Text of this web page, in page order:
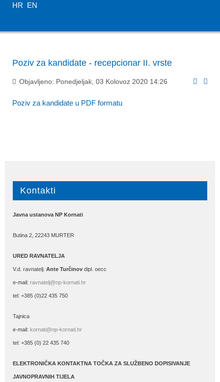
HR EN
Poziv za kandidate - recepcionar II. vrste
Objavljeno: Ponedjeljak, 03 Kolovoz 2020 14:26
Poziv za kandidate u PDF formatu
Kontakti
Javna ustanova NP Kornati
Butina 2, 22243 MURTER
URED RAVNATELJA
V.d. ravnatelj: Ante Turčinov dipl. oecc
e-mail: ravnatelj@np-kornati.hr
tel: +385 (0)22 435 750
Tajnica
e-mail: kornati@np-kornati.hr
tel: +385 (0) 22 435 740
ELEKTRONIČKA KONTAKTNA TOČKA ZA SLUŽBENO DOPISIVANJE
JAVNOPRAVNIH TIJELA